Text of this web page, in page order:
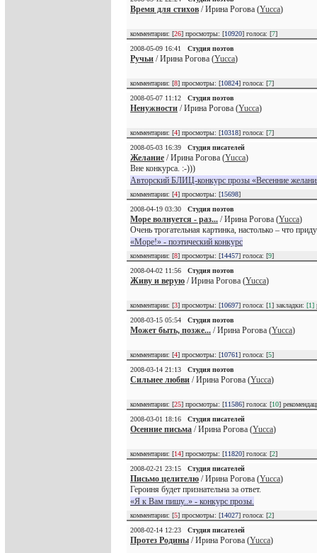
Время для стихов / Ирина Рогова (Yucca)
комментарии: [26] просмотры: [10920] голоса: [7]
2008-05-09 16:41
Студия поэтов
Ручьи / Ирина Рогова (Yucca)
комментарии: [8] просмотры: [10824] голоса: [7]
2008-05-07 11:12
Студия поэтов
Ненужности / Ирина Рогова (Yucca)
комментарии: [4] просмотры: [10318] голоса: [7]
2008-05-03 16:39
Студия писателей
Желание / Ирина Рогова (Yucca)
Вне конкурса. :-)))
Авторский БЛИЦ-конкурс прозы «Весенние
комментарии: [4] просмотры: [15698]
2008-04-19 03:30
Студия поэтов
Море волнуется - раз... / Ирина Рогова (Yucca)
Очень трогательная картинка, настолько – что
«Море!» - поэтический конкурс
комментарии: [8] просмотры: [14457] голоса: [9]
2008-04-02 11:56
Студия поэтов
Живу и верую / Ирина Рогова (Yucca)
комментарии: [3] просмотры: [10697] голоса: [1] закладки: [1]
2008-03-15 05:54
Студия поэтов
Может быть, позже... / Ирина Рогова (Yucca)
комментарии: [4] просмотры: [10761] голоса: [5]
2008-03-14 21:13
Студия поэтов
Сильнее любви / Ирина Рогова (Yucca)
комментарии: [25] просмотры: [11586] голоса: [10]
2008-03-01 18:16
Студия писателей
Осенние письма / Ирина Рогова (Yucca)
комментарии: [14] просмотры: [11820] голоса: [2]
2008-02-21 23:15
Студия писателей
Письмо целителю / Ирина Рогова (Yucca)
Героиня будет признательна за ответ.
«Я к Вам пишу..» - конкурс прозы.
комментарии: [5] просмотры: [14027] голоса: [2]
2008-02-14 12:23
Студия писателей
Протез Родины / Ирина Рогова (Yucca)